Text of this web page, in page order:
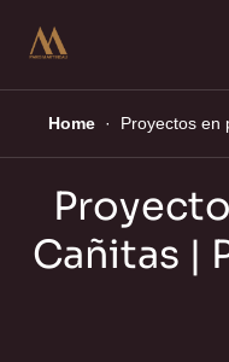
Home Proyectos en
Cañitas |